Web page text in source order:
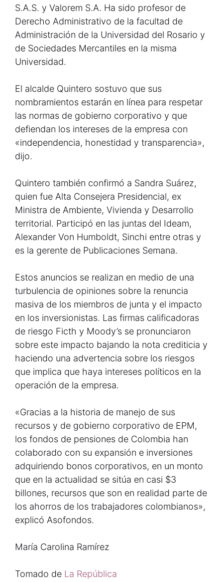
S.A.S. y Valorem S.A. Ha sido profesor de
Derecho Administrativo de la facultad de
Administración de la Universidad del Rosario y
de Sociedades Mercantiles en la misma
Universidad.
El alcalde Quintero sostuvo que sus
nombramientos estarán en línea para respetar
las normas de gobierno corporativo y que
defiendan los intereses de la empresa con
«independencia, honestidad y transparencia»,
dijo.
Quintero también confirmó a Sandra Suárez,
quien fue Alta Consejera Presidencial, ex
Ministra de Ambiente, Vivienda y Desarrollo
territorial. Participó en las juntas del Ideam,
Alexander Von Humboldt, Sinchi entre otras y
es la gerente de Publicaciones Semana.
Estos anuncios se realizan en medio de una
turbulencia de opiniones sobre la renuncia
masiva de los miembros de junta y el impacto
en los inversionistas. Las firmas calificadoras
de riesgo Ficth y Moody’s se pronunciaron
sobre este impacto bajando la nota crediticia y
haciendo una advertencia sobre los riesgos
que implica que haya intereses políticos en la
operación de la empresa.
«Gracias a la historia de manejo de sus
recursos y de gobierno corporativo de EPM,
los fondos de pensiones de Colombia han
colaborado con su expansión e inversiones
adquiriendo bonos corporativos, en un monto
que en la actualidad se sitúa en casi $3
billones, recursos que son en realidad parte de
los ahorros de los trabajadores colombianos»,
explicó Asofondos.
María Carolina Ramírez
Tomado de La República